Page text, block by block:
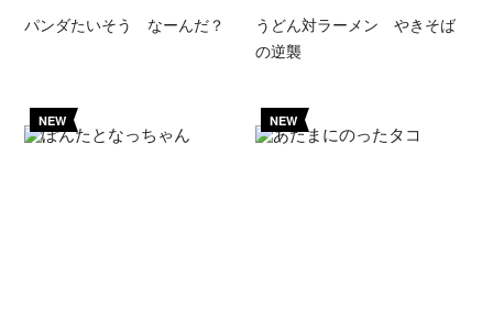
パンダたいそう なーんだ？
うどん対ラーメン やきそば
の逆襲
NEW NEW